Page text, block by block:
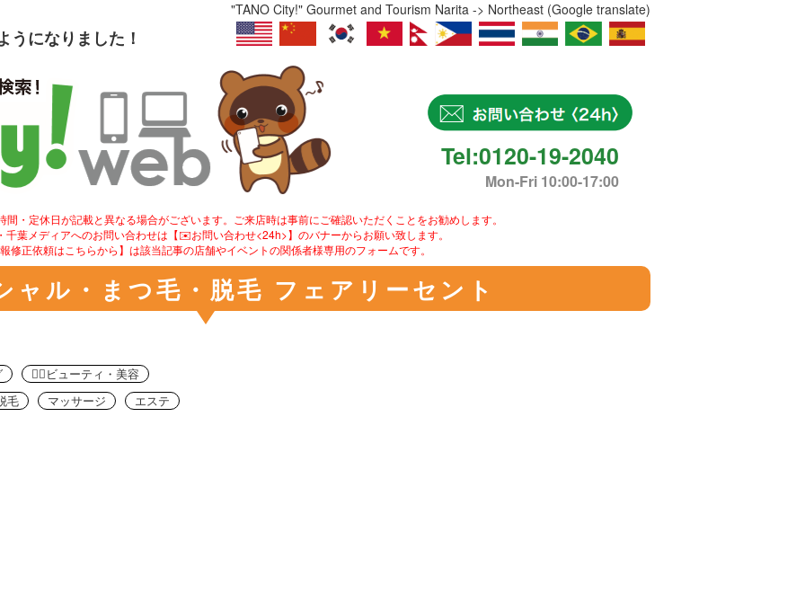
うになりました！
"TANO City!" Gourmet and Tourism Narita -> Northeast (Google translate)
Tel:0120-19-2040
Mon-Fri 10:00-17:00
・定休日が記載と異なる場合がございます。ご来店時は事前にご確認いただくことをお勧めします。
千葉メディアへのお問い合わせは【✉️お問い合わせ<24h>】のバナーからお願い致します。
修正依頼はこちらから】は該当記事の店舗やイベントの関係者様専用のフォームです。
ャル・まつ毛・脱毛 フェアリーセント
💇‍♀️ビューティ・美容
エステ
マッサージ
毛